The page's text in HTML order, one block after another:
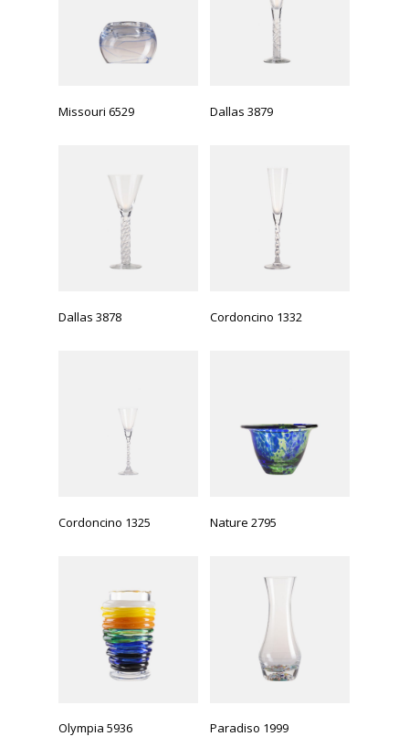
Missouri 6529 Dallas 3879
Dallas 3878 Cordoncino 1332
Cordoncino 1325 Nature 2795
Olympia 5936 Paradiso 1999